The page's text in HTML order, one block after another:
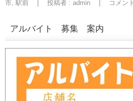
市 駅前 投稿者 : admin コメン
アルバイト 募集 案内